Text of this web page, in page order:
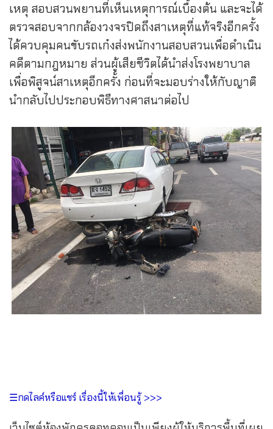
เหตุ สอบสวนพยานที่เห็นเหตุการณ์เบื้องต้น และจะได้
ตรวจสอบจากกล้องวงจรปิดถึงสาเหตุที่แท้จริงอีกครั้ง
ได้ควบคุมคนขับรถเก๋งส่งพนักงานสอบสวนเพื่อดำเนิน
คดีตามกฎหมาย ส่วนผู้เสียชีวิตได้นำส่งโรงพยาบาล
เพื่อพิสูจน์สาเหตุอีกครั้ง ก่อนที่จะมอบร่างให้กับญาติ
นำกลับไปประกอบพิธีทางศาสนาต่อไป
☰กดไลค์หรือแชร์ เรื่องนี้ให้เพื่อนรู้ >>>